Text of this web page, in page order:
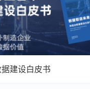
建设白皮书